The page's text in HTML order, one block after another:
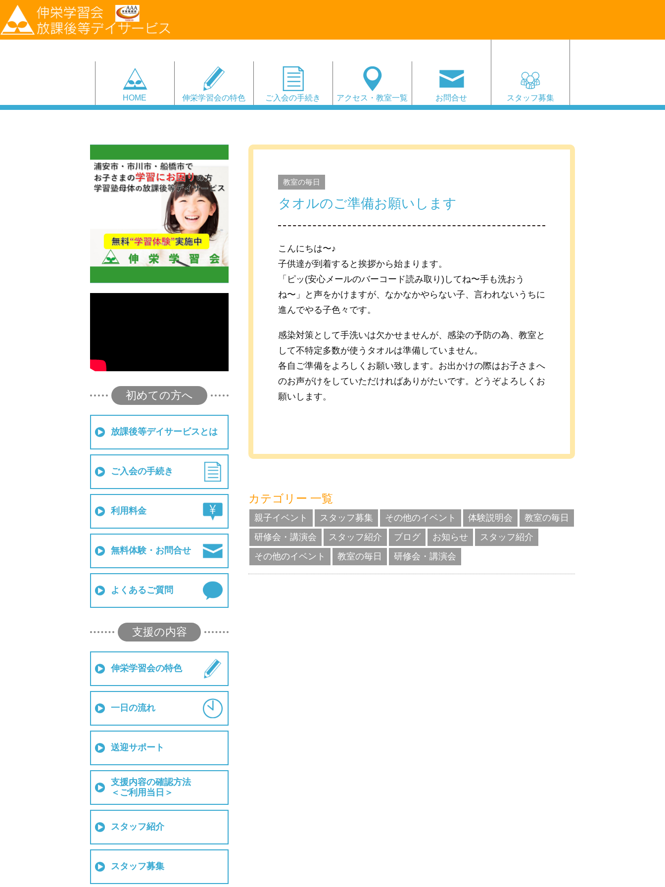
HOME 伸栄学習会の特色 ご入会の手続き アクセス・教室一覧 お問合せ スタッフ募集
初めての方へ
放課後等デイサービスとは
ご入会の手続き
利用料金
無料体験・お問合せ
よくあるご質問
支援の内容
伸栄学習会の特色
一日の流れ
送迎サポート
支援内容の確認方法
＜ご利用当日＞
スタッフ紹介
スタッフ募集
教室の毎日
タオルのご準備お願いします
こんにちは〜♪
子供達が到着すると挨拶から始まります。
「ピッ(安心メールのバーコード読み取り)してね〜手も洗おう
ね〜」と声をかけますが、なかなかやらない子、言われないうちに
進んでやる子色々です。
感染対策として手洗いは欠かせませんが、感染の予防の為、教室と
して不特定多数が使うタオルは準備していません。
各自ご準備をよろしくお願い致します。お出かけの際はお子さまへ
のお声がけをしていただければありがたいです。どうぞよろしくお
願いします。
カテゴリー 一覧
親子イベント スタッフ募集 その他のイベント 体験説明会
教室の毎日
研修会・講演会
スタッフ紹介 ブログ お知らせ
スタッフ紹介
その他のイベント
教室の毎日 研修会・講演会